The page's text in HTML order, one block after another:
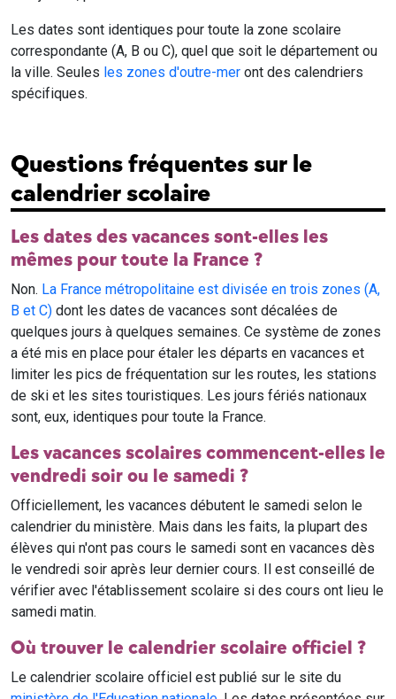
Les dates sont identiques pour toute la zone scolaire
correspondante (A, B ou C), quel que soit le département ou
la ville. Seules les zones d'outre-mer ont des calendriers
spécifiques.
Questions fréquentes sur le
calendrier scolaire
Les dates des vacances sont-elles les
mêmes pour toute la France ?
Non. La France métropolitaine est divisée en trois zones (A,
B et C) dont les dates de vacances sont décalées de
quelques jours à quelques semaines. Ce système de zones
a été mis en place pour étaler les départs en vacances et
limiter les pics de fréquentation sur les routes, les stations
de ski et les sites touristiques. Les jours fériés nationaux
sont, eux, identiques pour toute la France.
Les vacances scolaires commencent-elles le
vendredi soir ou le samedi ?
Officiellement, les vacances débutent le samedi selon le
calendrier du ministère. Mais dans les faits, la plupart des
élèves qui n'ont pas cours le samedi sont en vacances dès
le vendredi soir après leur dernier cours. Il est conseillé de
vérifier avec l'établissement scolaire si des cours ont lieu le
samedi matin.
Où trouver le calendrier scolaire officiel ?
Le calendrier scolaire officiel est publié sur le site du